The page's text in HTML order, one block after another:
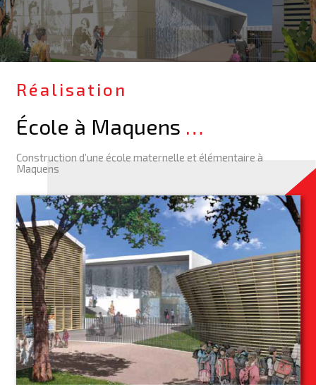
Réalisation
École à Maquens …
Construction d’une école maternelle et élémentaire à
Maquens